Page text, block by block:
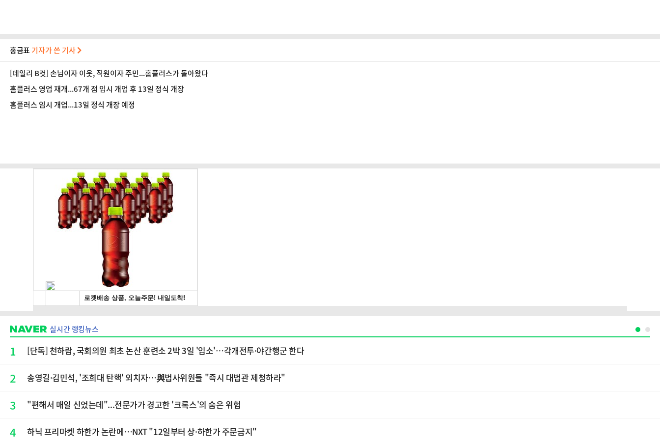
홍금표 기자가 쓴 기사
[데일리 B컷] 손님이자 이웃, 직원이자 주민...홈플러스가 돌아왔다
홈플러스 영업 재개...67개 점 임시 개업 후 13일 정식 개장
홈플러스 임시 개업...13일 정식 개장 예정
실시간 랭킹뉴스
1 [단독] 천하람, 국회의원 최초 논산 훈련소 2박 3일 '입소'…각개전투·야간행군 한다
2 송영길·김민석, '조희대 탄핵' 외치자…與법사위원들 "즉시 대법관 제청하라"
3 "편해서 매일 신었는데"...전문가가 경고한 '크록스'의 숨은 위험
4 하닉 프리마켓 하한가 논란에…NXT "12일부터 상·하한가 주문금지"